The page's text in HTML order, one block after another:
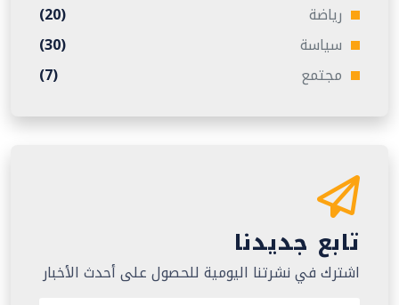
رياضة
(20)
سياسة
(30)
مجتمع
(7)
تابع جديدنا
اشترك في نشرتنا اليومية للحصول على أحدث الأخبار